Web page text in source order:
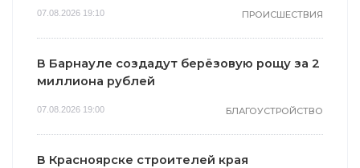
07.08.2026 19:10 ПРОИСШЕСТВИЯ
В Барнауле создадут берёзовую рощу за 2
миллиона рублей
07.08.2026 19:00 БЛАГОУСТРОЙСТВО
В Красноярске строителей края